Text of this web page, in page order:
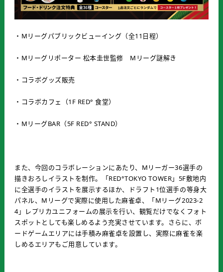
・Mリーグパブリックビューイング（全11日程）
・Mリーグリポーター 松本圭世監修 Mリーグ謎解き
・コラボグッズ販売
・コラボカフェ（1F RED° 食堂）
・MリーグBAR（5F RED° STAND）
また、今回のコラボレーションにあたり、Mリーガー36選手の
描きおろしイラストを制作。「RED°TOKYO TOWER」5F敷地内
に全選手のイラストを展示するほか、ドラフト1位選手の等身大
パネル、Mリーグで実際に使用した麻雀卓、「Mリーグ2023-2
4」レプリカユニフォームの展示を行い、観覧だけでなくフォト
スポットとしても楽しめるよう充実させています。さらに、ボ
ードゲームエリアには手積み麻雀卓を設置し、実際に麻雀を楽
しめるエリアもご用意しています。